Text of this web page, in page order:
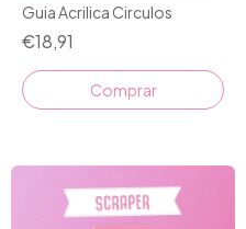
Guia Acrilica Circulos
€18,91
Comprar